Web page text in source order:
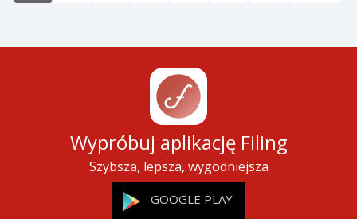
Wypróbuj aplikację Filing
Szybsza, lepsza, wygodniejsza
GOOGLE PLAY